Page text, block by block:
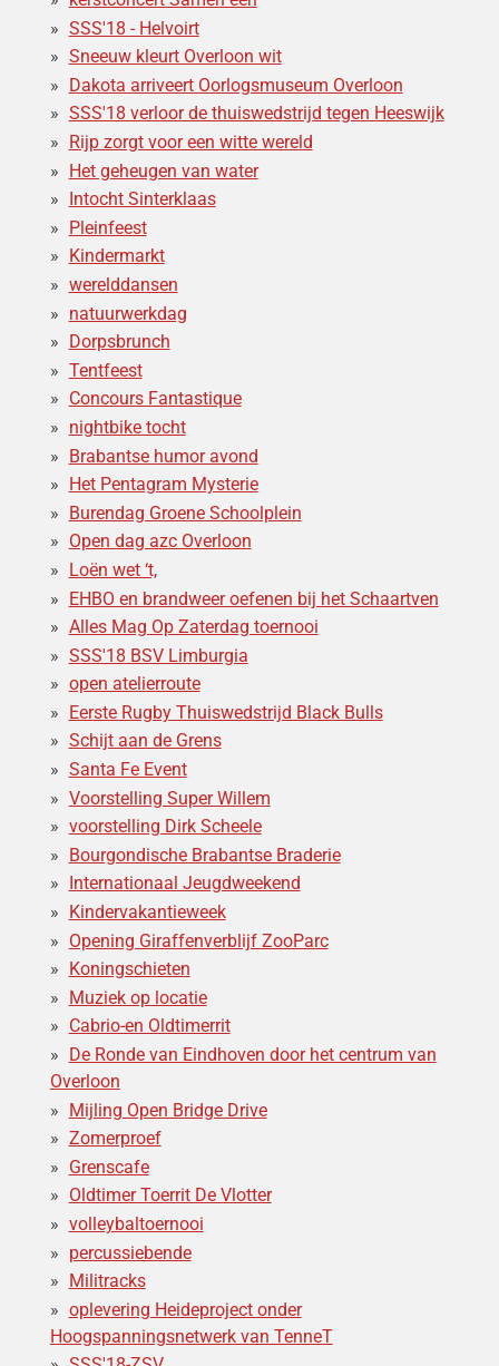
SSS'18 - Helvoirt
Sneeuw kleurt Overloon wit
Dakota arriveert Oorlogsmuseum Overloon
SSS'18 verloor de thuiswedstrijd tegen Heeswijk
Rijp zorgt voor een witte wereld
Het geheugen van water
Intocht Sinterklaas
Pleinfeest
Kindermarkt
werelddansen
natuurwerkdag
Dorpsbrunch
Tentfeest
Concours Fantastique
nightbike tocht
Brabantse humor avond
Het Pentagram Mysterie
Burendag Groene Schoolplein
Open dag azc Overloon
Loën wet ‘t,
EHBO en brandweer oefenen bij het Schaartven
Alles Mag Op Zaterdag toernooi
SSS'18 BSV Limburgia
open atelierroute
Eerste Rugby Thuiswedstrijd Black Bulls
Schijt aan de Grens
Santa Fe Event
Voorstelling Super Willem
voorstelling Dirk Scheele
Bourgondische Brabantse Braderie
Internationaal Jeugdweekend
Kindervakantieweek
Opening Giraffenverblijf ZooParc
Koningschieten
Muziek op locatie
Cabrio-en Oldtimerrit
De Ronde van Eindhoven door het centrum van
Overloon
Mijling Open Bridge Drive
Zomerproef
Grenscafe
Oldtimer Toerrit De Vlotter
volleybaltoernooi
percussiebende
Militracks
oplevering Heideproject onder
Hoogspanningsnetwerk van TenneT